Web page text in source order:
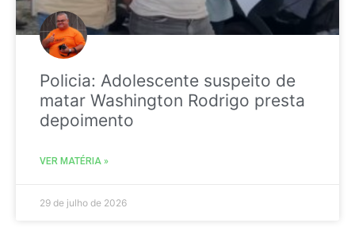
Policia: Adolescente suspeito de
matar Washington Rodrigo presta
depoimento
VER MATÉRIA »
29 de julho de 2026